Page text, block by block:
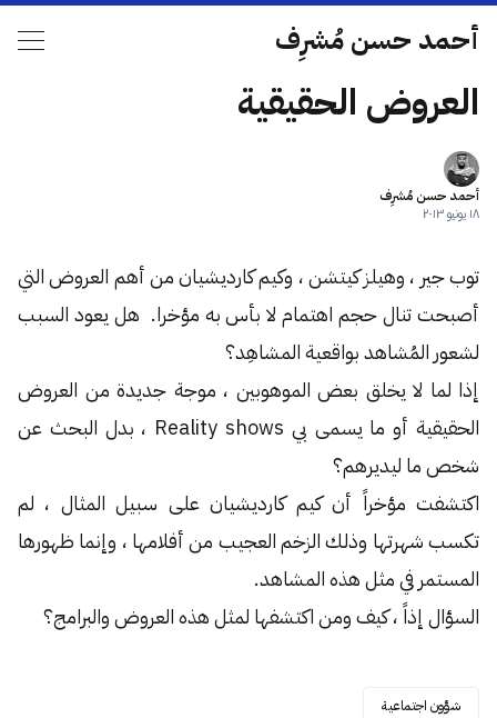
أحمد حسن مُشرِف
العروض الحقيقية
أحمد حسن مُشرِف
١٨ يونيو ٢٠١٣
توب جير ، وهيلز كيتشن ، وكيم كارديشيان من أهم العروض التي
أصبحت تنال حجم اهتمام لا بأس به مؤخرا. هل يعود السبب
لشعور المُشاهد بواقعية المشاهِد؟
إذا لما لا يخلق بعض الموهوبين ، موجة جديدة من العروض
الحقيقية أو ما يسمى بي Reality shows ، بدل البحث عن
شخص ما ليديرهم؟
اكتشفت مؤخراً أن كيم كارديشيان على سبيل المثال ، لم
تكسب شهرتها وذلك الزخم العجيب من أفلامها ، وإنما ظهورها
المستمر في مثل هذه المشاهد.
السؤال إذاً ، كيف ومن اكتشفها لمثل هذه العروض والبرامج؟
شؤون اجتماعية